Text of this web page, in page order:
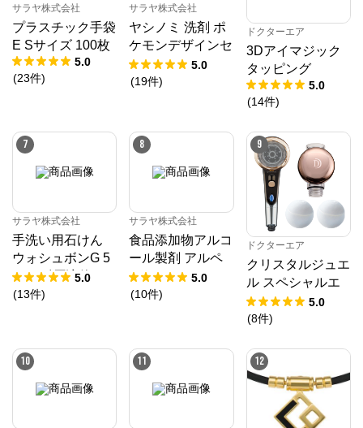
サラヤ株式会社
プラスチック手袋
E Sサイズ 100枚
5.0
(23件)
サラヤ株式会社
ヤシノミ 洗剤 ポ
ケモンデザインセ
ット
5.0
(19件)
ドクターエア
3Dアイマジック
タッピング
5.0
(14件)
7
サラヤ株式会社
手洗い用石けん
ウォシュボンG 5
0mL 〔原液使
用〕
5.0
(13件)
8
サラヤ株式会社
食品添加物アルコ
ール製剤 アルペ
ットHN 5L5.0
(10件)
9
ドクターエア
クリスタルジュエ
ル スペシャルエ
ディション5.0
(8件)
10 11 12